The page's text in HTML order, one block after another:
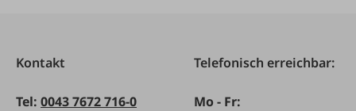
Kontakt
Tel: 0043 7672 716-0
Telefonisch erreichbar:
Mo - Fr: